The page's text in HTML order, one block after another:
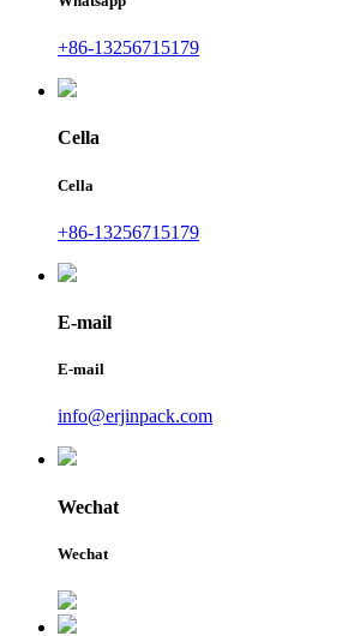
+86-13256715179
Cella
Cella
+86-13256715179
E-mail
E-mail
info@erjinpack.com
Wechat
Wechat